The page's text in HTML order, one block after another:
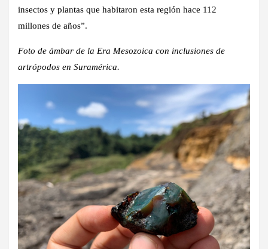
insectos y plantas que habitaron esta región hace 112
millones de años”.
Foto de ámbar de la Era Mesozoica con inclusiones de
artrópodos en Suramérica.